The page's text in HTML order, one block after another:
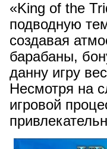
«King of the
подводную
создавая
барабаны,
данну игру
Несмотря на
игровой